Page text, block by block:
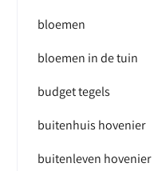
bloemen
bloemen in de tuin
budget tegels
buitenhuis hovenier
buitenleven hovenier